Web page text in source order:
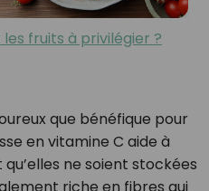
fruits à privilégier ?
que bénéfique pour
en vitamine C aide à
ne soient stockées